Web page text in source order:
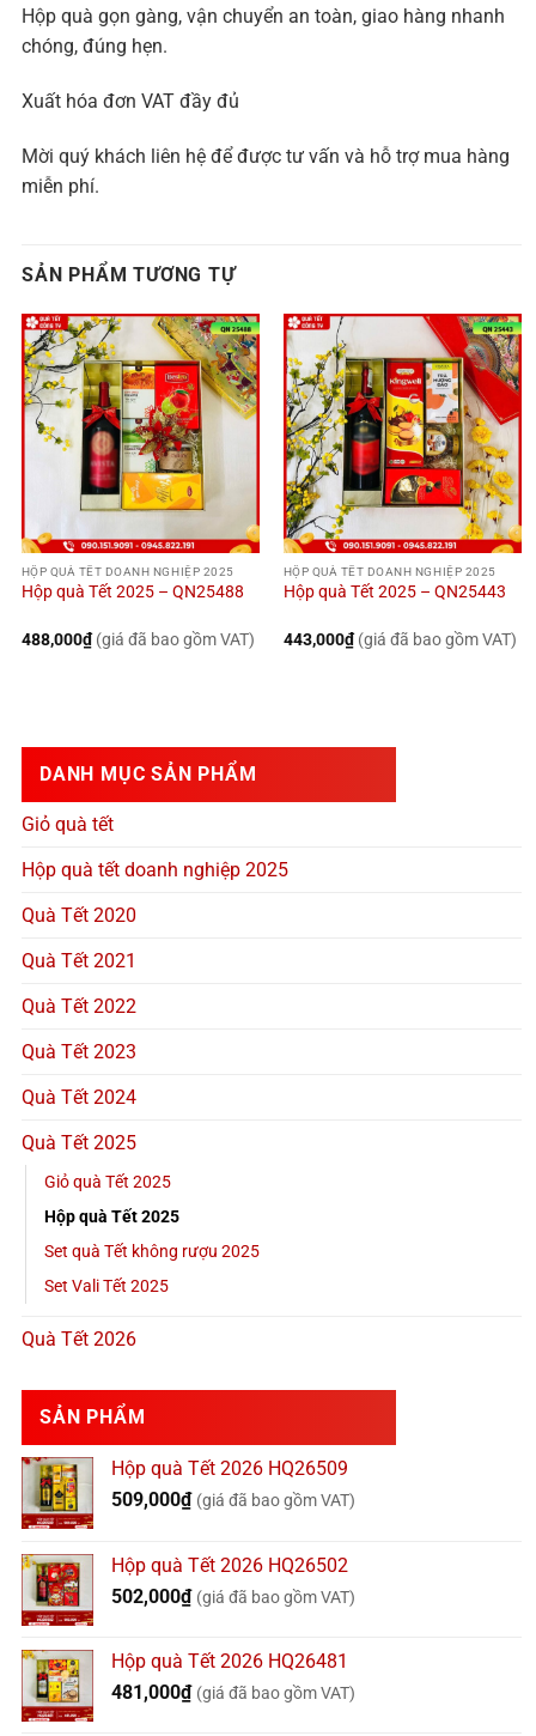
Hộp quà gọn gàng, vận chuyển an toàn, giao hàng nhanh
chóng, đúng hẹn.
Xuất hóa đơn VAT đầy đủ
Mời quý khách liên hệ để được tư vấn và hỗ trợ mua hàng
miễn phí.
SẢN PHẨM TƯƠNG TỰ
HỘP QUÀ TẾT DOANH NGHIỆP 2025
Hộp quà Tết 2025 – QN25488
488,000₫ (giá đã bao gồm VAT)
HỘP QUÀ TẾT DOANH NGHIỆP 2025
Hộp quà Tết 2025 – QN25443
443,000₫ (giá đã bao gồm VAT)
DANH MỤC SẢN PHẨM
Giỏ quà tết
Hộp quà tết doanh nghiệp 2025
Quà Tết 2020
Quà Tết 2021
Quà Tết 2022
Quà Tết 2023
Quà Tết 2024
Quà Tết 2025
Giỏ quà Tết 2025
Hộp quà Tết 2025
Set quà Tết không rượu 2025
Set Vali Tết 2025
Quà Tết 2026
SẢN PHẨM
Hộp quà Tết 2026 HQ26509
509,000₫ (giá đã bao gồm VAT)
Hộp quà Tết 2026 HQ26502
502,000₫ (giá đã bao gồm VAT)
Hộp quà Tết 2026 HQ26481
481,000₫ (giá đã bao gồm VAT)